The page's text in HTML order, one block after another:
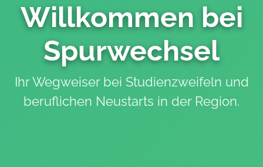
Willkommen bei
Spurwechsel
Ihr Wegweiser bei Studienzweifeln und
beruflichen Neustarts in der Region.